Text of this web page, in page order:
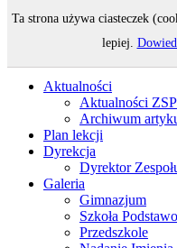
Odwiedza nas 104 gości
Aktualności
Aktualności ZSP
Archiwum
Plan lekcji
Dyrekcja
Dyrektor
Galeria
Gimnazjum
Szkoła
Przedszkole
Ta strona używa ciasteczek
lepiej.